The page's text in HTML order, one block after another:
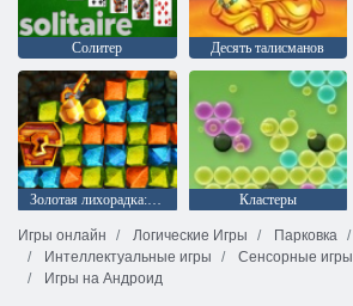
Солитер Десять талисманов
Золотая лихорадка: Охотник за сокровищами Кластеры
Игры онлайн
Логические Игры Парковка
Интеллектуальные игры
Сенсорные игры
Игры на Андроид